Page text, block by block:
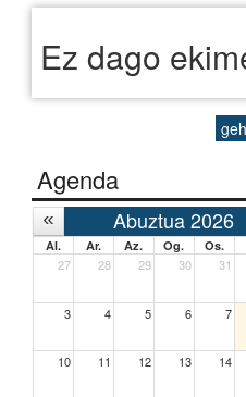
Ez dago
Agenda
Abuztua 2026
Al. Ar. Az. Og. Os.
27 28 29 30 31
3 4 5 6 7
10 11 12 13 14